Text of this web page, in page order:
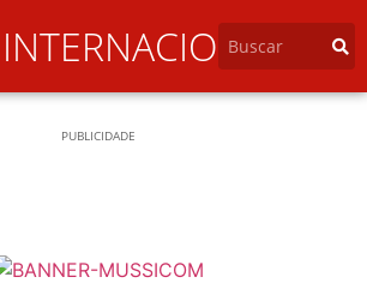
INTERNACIONAL
PUBLICIDADE